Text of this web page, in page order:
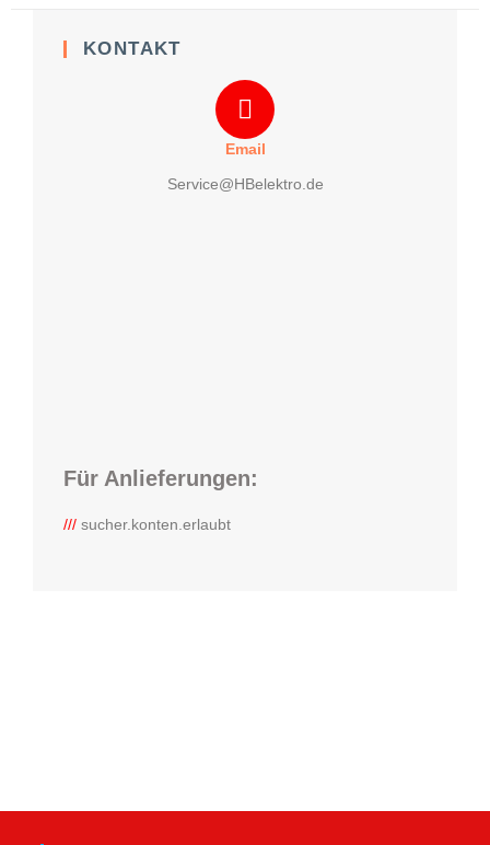
KONTAKT
Email
Service@HBelektro.de
Für Anlieferungen:
/// sucher.konten.erlaubt